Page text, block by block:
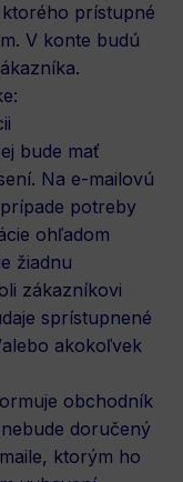
prístupné
V konte budú
bude mať
Na e-mailovú
potreby
ohľadom
žiadnu
zákazníkovi
sprístupnené
akokoľvek
obchodník
doručený
ktorým ho